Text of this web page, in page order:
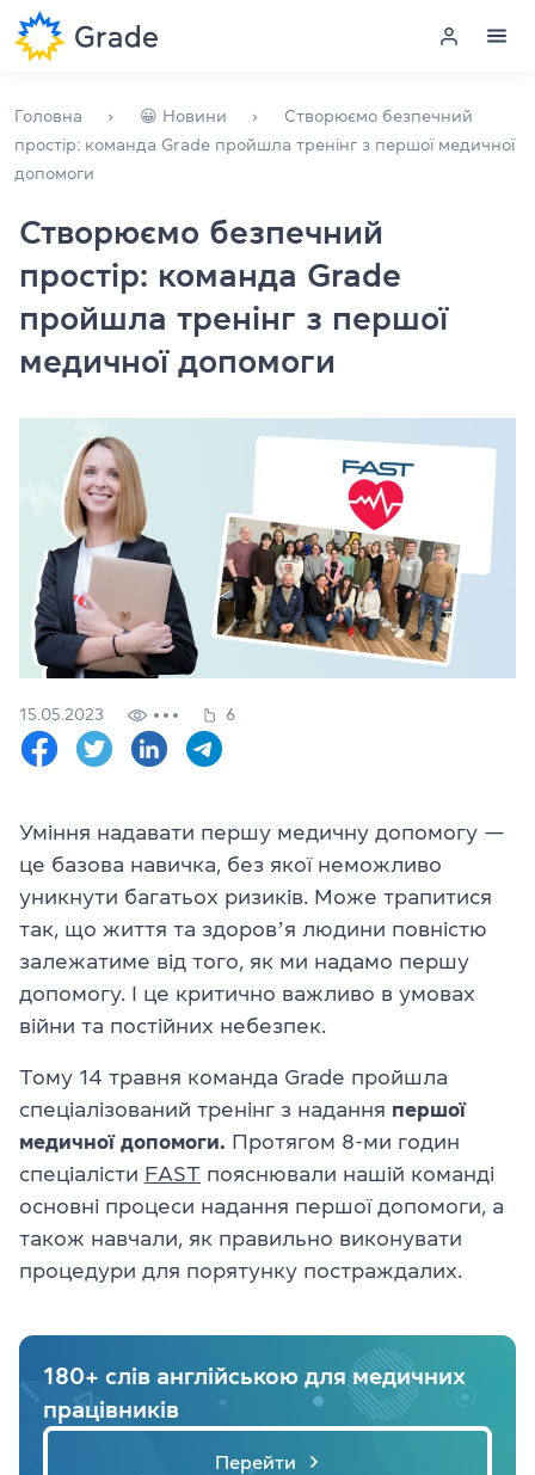
Курси англійської
Навчання для викладачів
Англійська для компаній
Підготовка до іспитів
Більше про нас
Перевірити рівень
Залишити заявку
Мова сайту
(050) 580 11 00
(098) 580 11 00
м. Київ, метро Золоті Ворота, вул. Ярославів Вал, 13/2-б,
Дивитись на Google Maps
Головна 😀 Новини
Створюємо безпечний
простір: команда Grade пройшла тренінг з першої медичної
допомоги
Створюємо безпечний
простір: команда Grade
пройшла тренінг з першої
медичної допомоги
15.05.2023 6
Уміння надавати першу медичну допомогу —
це базова навичка, без якої неможливо
уникнути багатьох ризиків. Може трапитися
так, що життя та здоровʼя людини повністю
залежатиме від того, як ми надамо першу
допомогу. І це критично важливо в умовах
війни та постійних небезпек.
Тому 14 травня команда Grade пройшла
спеціалізований тренінг з надання першої
медичної допомоги. Протягом 8-ми годин
спеціалісти FAST пояснювали нашій команді
основні процеси надання першої допомоги, а
також навчали, як правильно виконувати
процедури для порятунку постраждалих.
180+ слів англійською для медичних
працівників
Перейти